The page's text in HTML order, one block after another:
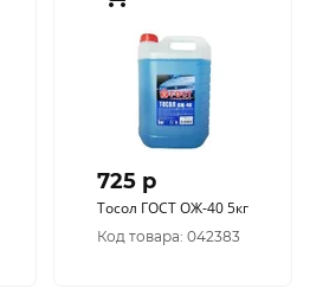
725 p
Тосол ГОСТ ОЖ-40 5кг
Код товара: 042383